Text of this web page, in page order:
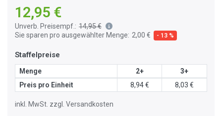
12,95 €
Unverb. Preisempf.: 14,95 €
Sie sparen pro ausgewählter Menge: 2,00 € - 13 %
Staffelpreise
Menge 2+
3+
Preis pro Einheit
8,94 € 8,03 €
inkl. MwSt. zzgl. Versandkosten